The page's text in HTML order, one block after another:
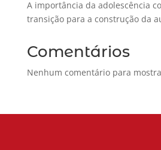
A importância da adolescência
transição para a construção da
Comentários
Nenhum comentário para